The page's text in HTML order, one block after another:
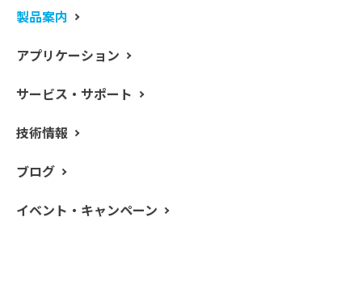
製品案内
アプリケーション
サービス・サポート
技術情報
ブログ
イベント・キャンペーン
DA 7350 インラインNIR分析装置は高度に近